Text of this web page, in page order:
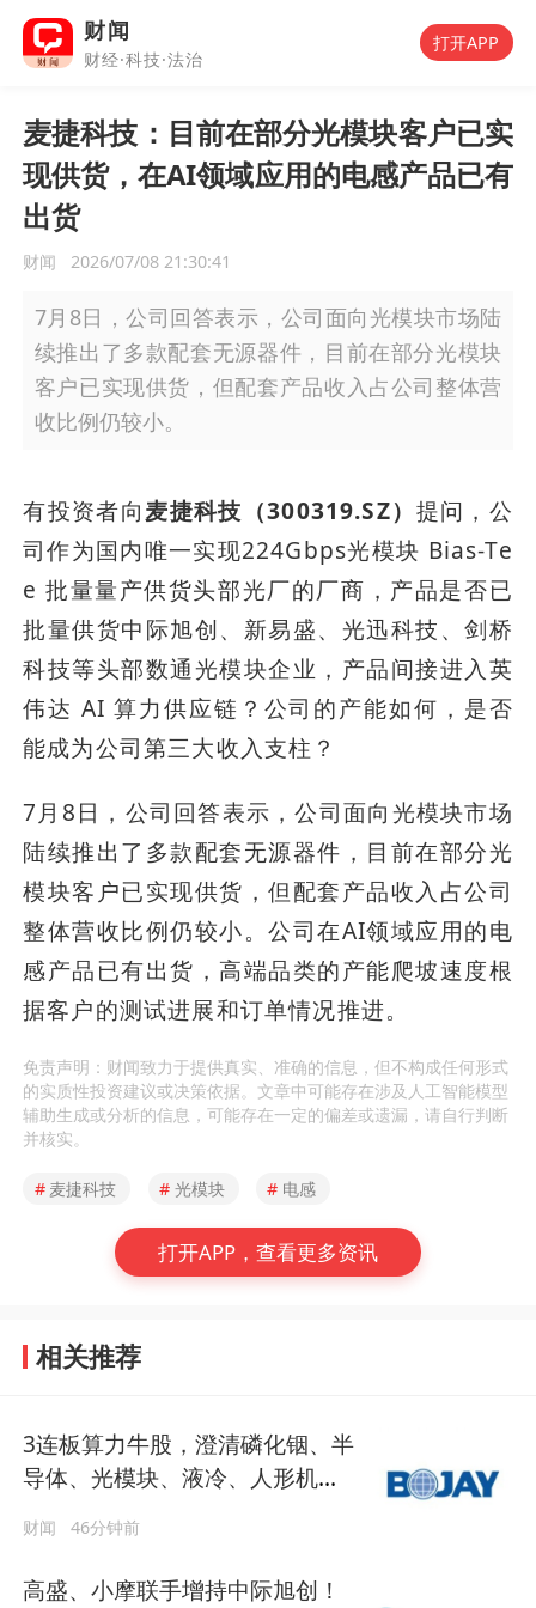
财闻
财经·科技·法治
打开APP
麦捷科技：目前在部分光模块客户已实
现供货，在AI领域应用的电感产品已有
出货
财闻 2026/07/08 21:30:41
7月8日，公司回答表示，公司面向光模块市场陆
续推出了多款配套无源器件，目前在部分光模块
客户已实现供货，但配套产品收入占公司整体营
收比例仍较小。
有投资者向麦捷科技（300319.SZ） 提问，公
司作为国内唯一实现224Gbps光模块 Bias-Te
e 批量量产供货头部光厂的厂商，产品是否已
批量供货中际旭创、新易盛、光迅科技、剑桥
科技等头部数通光模块企业，产品间接进入英
伟达 AI 算力供应链？公司的产能如何，是否
能成为公司第三大收入支柱？
7月8日，公司回答表示，公司面向光模块市场
陆续推出了多款配套无源器件，目前在部分光
模块客户已实现供货，但配套产品收入占公司
整体营收比例仍较小。公司在AI领域应用的电
感产品已有出货，高端品类的产能爬坡速度根
据客户的测试进展和订单情况推进。
免责声明：财闻致力于提供真实、准确的信息，但不构成任何形式
的实质性投资建议或决策依据。文章中可能存在涉及人工智能模型
辅助生成或分析的信息，可能存在一定的偏差或遗漏，请自行判断
并核实。
# 麦捷科技 # 光模块 # 电感
打开APP，查看更多资讯
相关推荐
3连板算力牛股，澄清磷化铟、半
导体、光模块、液冷、人形机器
财闻 46分钟前
高盛、小摩联手增持中际旭创！